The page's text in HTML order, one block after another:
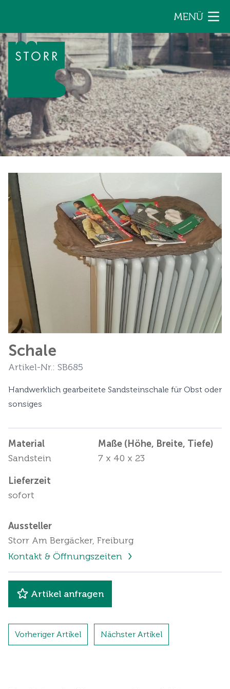
MENÜ
Schale
Artikel-Nr.: SB685
Handwerklich gearbeitete Sandsteinschale für Obst oder
sonsiges
Material
Sandstein
Maße (Höhe, Breite, Tiefe)
7 x 40 x 23
Lieferzeit
sofort
Aussteller
Storr Am Bergäcker, Freiburg
Kontakt & Öffnungszeiten
Artikel anfragen
Vorheriger Artikel Nächster Artikel